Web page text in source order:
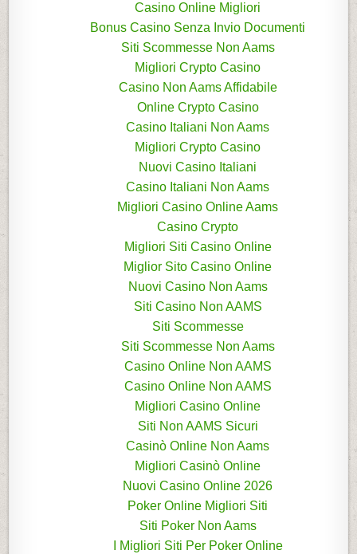
Casino Online Migliori
Bonus Casino Senza Invio Documenti
Siti Scommesse Non Aams
Migliori Crypto Casino
Casino Non Aams Affidabile
Online Crypto Casino
Casino Italiani Non Aams
Migliori Crypto Casino
Nuovi Casino Italiani
Casino Italiani Non Aams
Migliori Casino Online Aams
Casino Crypto
Migliori Siti Casino Online
Miglior Sito Casino Online
Nuovi Casino Non Aams
Siti Casino Non AAMS
Siti Scommesse
Siti Scommesse Non Aams
Casino Online Non AAMS
Casino Online Non AAMS
Migliori Casino Online
Siti Non AAMS Sicuri
Casinò Online Non Aams
Migliori Casinò Online
Nuovi Casino Online 2026
Poker Online Migliori Siti
Siti Poker Non Aams
I Migliori Siti Per Poker Online